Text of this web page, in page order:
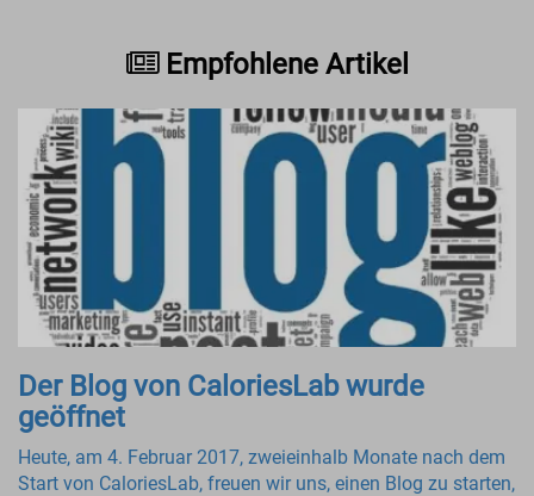
Empfohlene Artikel
Der Blog von CaloriesLab wurde
geöffnet
Heute, am 4. Februar 2017, zweieinhalb Monate nach dem
Start von CaloriesLab, freuen wir uns, einen Blog zu starten,